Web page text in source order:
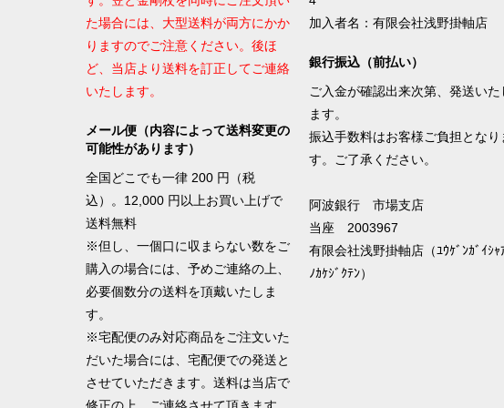
た場合には、大型送料が両方にかか
りますのでご注意ください。後ほ
ど、当店より送料を訂正してご連絡
いたします。
メール便（内容によって送料変更の
可能性があります）
全国どこでも一律 200 円（税
込）。12,000 円以上お買い上げで
送料無料
※但し、一個口に収まらない数をご
購入の場合には、予めご連絡の上、
必要個数分の送料を頂戴いたしま
す。
※宅配便のみ対応商品をご注文いた
だいた場合には、宅配便での発送と
させていただきます。送料は当店で
加入者名：有限会社浅野掛軸店
銀行振込（前払い）
ご入金が確認出来次第、発送いた
ます。
振込手数料はお客様ご負担となり
す。ご了承ください。
阿波銀行 市場支店
当座 2003967
有限会社浅野掛軸店（ﾕｳｹﾞﾝｶﾞｲｼｬ
ﾉｶｹｼﾞｸﾃﾝ）